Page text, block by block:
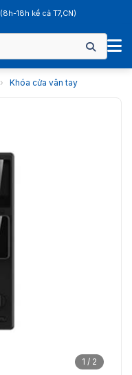
(8h-18h kể cả T7,CN)
› Khóa cửa vân tay
1 / 2